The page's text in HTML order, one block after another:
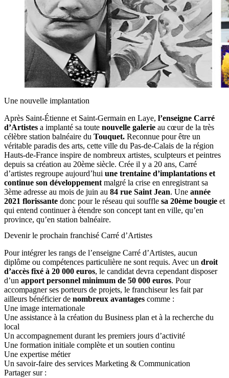
Une nouvelle implantation
Après Saint-Étienne et Saint-Germain en Laye, l’enseigne Carré
d’Artistes a implanté sa toute nouvelle galerie au cœur de la très
célèbre station balnéaire du Touquet. Reconnue pour être un
véritable paradis des arts, cette ville du Pas-de-Calais de la région
Hauts-de-France inspire de nombreux artistes, sculpteurs et peintres
depuis sa création au 20ème siècle. Crée il y a 20 ans, Carré
d’artistes regroupe aujourd’hui une trentaine d’implantations et
continue son développement malgré la crise en enregistrant sa
3ème adresse au mois de juin au 84 rue Saint Jean. Une année
2021 florissante donc pour le réseau qui souffle sa 20ème bougie et
qui entend continuer à étendre son concept tant en ville, qu’en
province, qu’en station balnéaire.
Devenir le prochain franchisé Carré d’Artistes
Pour intégrer les rangs de l’enseigne Carré d’Artistes, aucun
diplôme ou compétences particulière ne sont requis. Avec un droit
d’accès fixé à 20 000 euros, le candidat devra cependant disposer
d’un apport personnel minimum de 50 000 euros. Pour
accompagner ses porteurs de projets, le franchiseur les fait par
ailleurs bénéficier de nombreux avantages comme :
Une image internationale
Une assistance à la création du Business plan et à la recherche du
local
Un accompagnement durant les premiers jours d’activité
Une formation initiale complète et un soutien continu
Une expertise métier
Un savoir-faire des services Marketing & Communication
Partager sur :